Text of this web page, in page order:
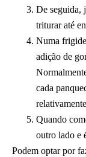
De seguida,
triturar até
Numa
adição de
cada
Quando
outro lado e
Podem optar por